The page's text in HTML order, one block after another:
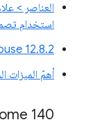
العناصر >
استخدام
12.8.2
أهمّ الميزات
140